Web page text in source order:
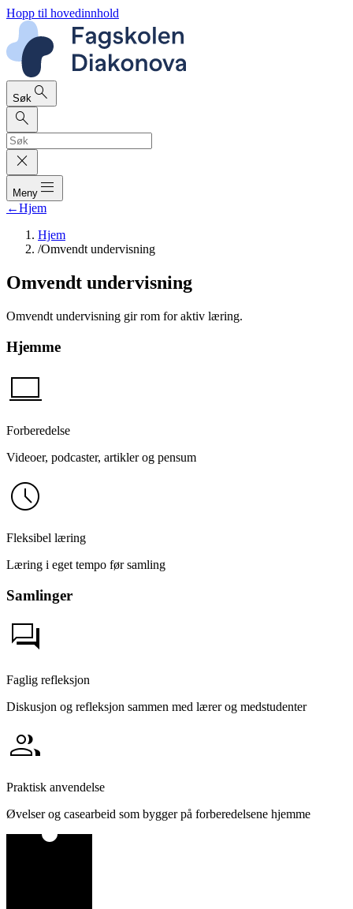
Hopp til hovedinnhold
Søk search
search
close
Meny dehaze
←Hjem
Hjem
/Omvendt undervisning
Omvendt undervisning
Omvendt undervisning gir rom for aktiv læring.
Hjemme
computer
Forberedelse
Videoer, podcaster, artikler og pensum
schedule
Fleksibel læring
Læring i eget tempo før samling
Samlinger
forum
Faglig refleksjon
Diskusjon og refleksjon sammen med lærer og medstudenter
group
Praktisk anvendelse
Øvelser og casearbeid som bygger på forberedelsene hjemme